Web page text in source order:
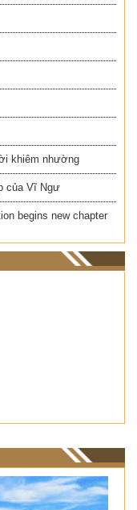
khiêm nhường
của Vĩ Ngư
begins new chapter